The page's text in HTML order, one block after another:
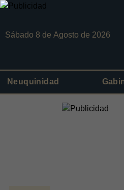
Sábado 8 de Agosto de 2026
Neuquinidad